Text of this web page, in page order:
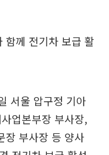
함께 전기차 보급 활
서울 압구정 기아
업본부장 부사장,
장 부사장 등 양사